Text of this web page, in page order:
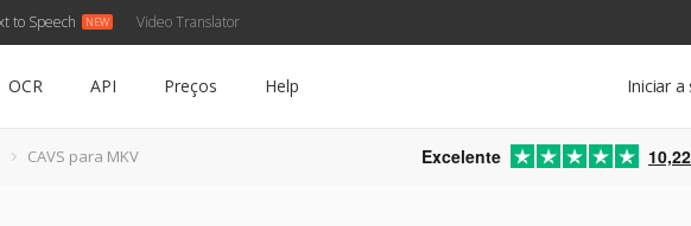
to Speech Video Translator
Iniciar a
OCR API Preços Help
CAVS para MKV Excelente